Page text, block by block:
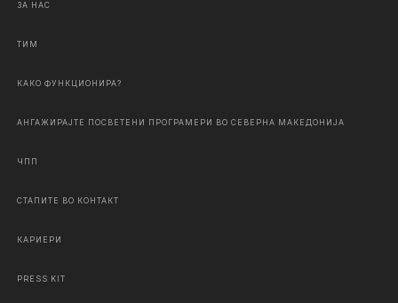
ЗА НАС
ТИМ
КАКО ФУНКЦИОНИРА?
АНГАЖИРАЈТЕ ПОСВЕТЕНИ ПРОГРАМЕРИ ВО СЕВЕРНА МАКЕДОНИЈА
ЧПП
СТАПИТЕ ВО КОНТАКТ
КАРИЕРИ
PRESS KIT